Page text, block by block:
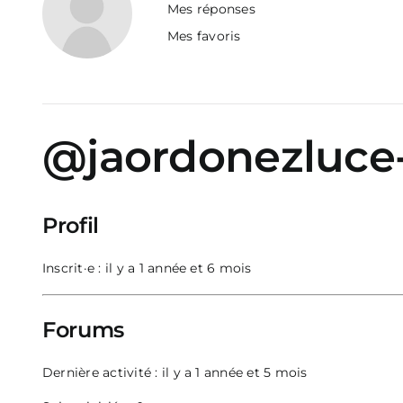
Mes réponses
Mes favoris
Profil
Inscrit·e : il y a 1 année et 6 mois
Forums
Dernière activité : il y a 1 année et 5 mois